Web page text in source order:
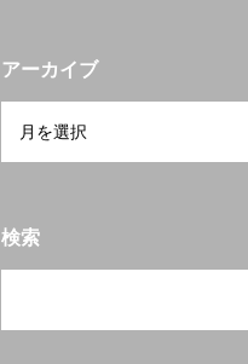
アーカイブ
検索